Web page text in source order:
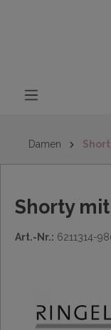
Damen
Shorty
Art.-Nr.: 6211314-